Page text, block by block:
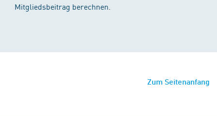
Mitgliedsbeitrag berechnen.
Zum Seitenanfang